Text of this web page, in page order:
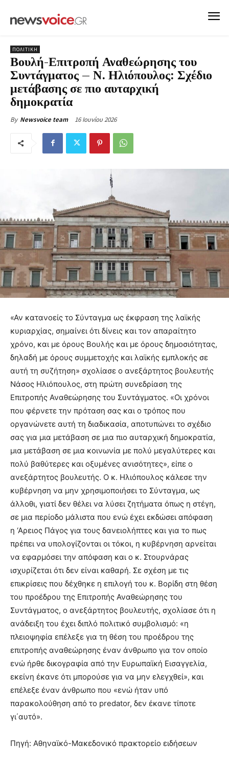
ΠΟΛΙΤΙΚΗ
Βουλή-Επιτροπή Αναθεώρησης του
Συντάγματος – Ν. Ηλιόπουλος: Σχέδιο
μετάβασης σε πιο αυταρχική
δημοκρατία
By Newsvoice team 16 Ιουνίου 2026
«Αν κατανοείς το Σύνταγμα ως έκφραση της λαϊκής
κυριαρχίας, σημαίνει ότι δίνεις και τον απαραίτητο
χρόνο, και με όρους Βουλής και με όρους δημοσιότητας,
δηλαδή με όρους συμμετοχής και λαϊκής εμπλοκής σε
αυτή τη συζήτηση» σχολίασε ο ανεξάρτητος βουλευτής
Νάσος Ηλιόπουλος, στη πρώτη συνεδρίαση της
Επιτροπής Αναθεώρησης του Συντάγματος. «Οι χρόνοι
που φέρνετε την πρόταση σας και ο τρόπος που
οργανώνετε αυτή τη διαδικασία, αποτυπώνει το σχέδιο
σας για μια μετάβαση σε μια πιο αυταρχική δημοκρατία,
μια μετάβαση σε μια κοινωνία με πολύ μεγαλύτερες και
πολύ βαθύτερες και οξυμένες ανισότητες», είπε ο
ανεξάρτητος βουλευτής. Ο κ. Ηλιόπουλος κάλεσε την
κυβέρνηση να μην χρησιμοποιήσει το Σύνταγμα, ως
άλλοθι, γιατί δεν θέλει να λύσει ζητήματα όπως η στέγη,
σε μια περίοδο μάλιστα που ενώ έχει εκδώσει απόφαση
η ‘Αρειος Πάγος για τους δανειολήπτες και για το πως
πρέπει να υπολογίζονται οι τόκοι, η κυβέρνηση αρνείται
να εφαρμόσει την απόφαση και ο κ. Στουρνάρας
ισχυρίζεται ότι δεν είναι καθαρή. Σε σχέση με τις
επικρίσεις που δέχθηκε η επιλογή του κ. Βορίδη στη θέση
του προέδρου της Επιτροπής Αναθεώρησης του
Συντάγματος, ο ανεξάρτητος βουλευτής, σχολίασε ότι η
ανάδειξη του έχει διπλό πολιτικό συμβολισμό: «η
πλειοψηφία επέλεξε για τη θέση του προέδρου της
επιτροπής αναθεώρησης έναν άνθρωπο για τον οποίο
ενώ ήρθε δικογραφία από την Ευρωπαϊκή Εισαγγελία,
εκείνη έκανε ότι μπορούσε για να μην ελεγχθεί», και
επέλεξε έναν άνθρωπο που «ενώ ήταν υπό
παρακολούθηση από το predator, δεν έκανε τίποτε
γι΄αυτό».
Πηγή: Αθηναϊκό-Μακεδονικό πρακτορείο ειδήσεων